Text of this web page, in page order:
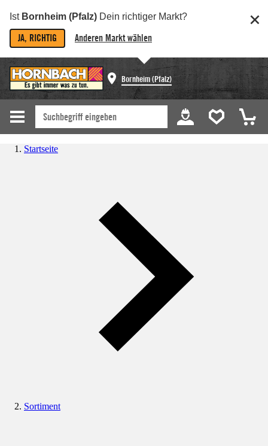
Ist Bornheim (Pfalz) Dein richtiger Markt?
JA, RICHTIG Anderen Markt wählen
Bornheim (Pfalz)
Startseite
Sortiment